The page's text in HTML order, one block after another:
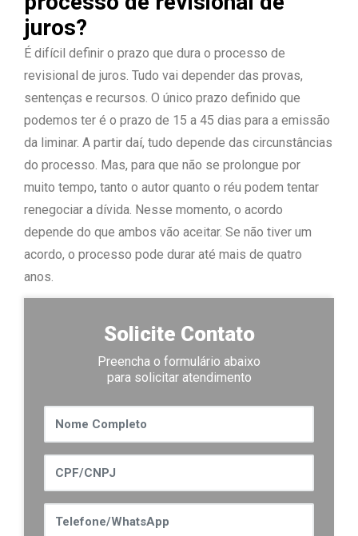
juros?
É difícil definir o prazo que dura o processo de
revisional de juros. Tudo vai depender das provas,
sentenças e recursos. O único prazo definido que
podemos ter é o prazo de 15 a 45 dias para a emissão
da liminar. A partir daí, tudo depende das circunstâncias
do processo. Mas, para que não se prolongue por
muito tempo, tanto o autor quanto o réu podem tentar
renegociar a dívida. Nesse momento, o acordo
depende do que ambos vão aceitar. Se não tiver um
acordo, o processo pode durar até mais de quatro
anos.
Solicite Contato
Preencha o formulário abaixo
para solicitar atendimento